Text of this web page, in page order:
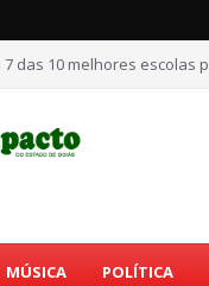
7 das 10 melhores escolas
MÚSICA POLÍTICA